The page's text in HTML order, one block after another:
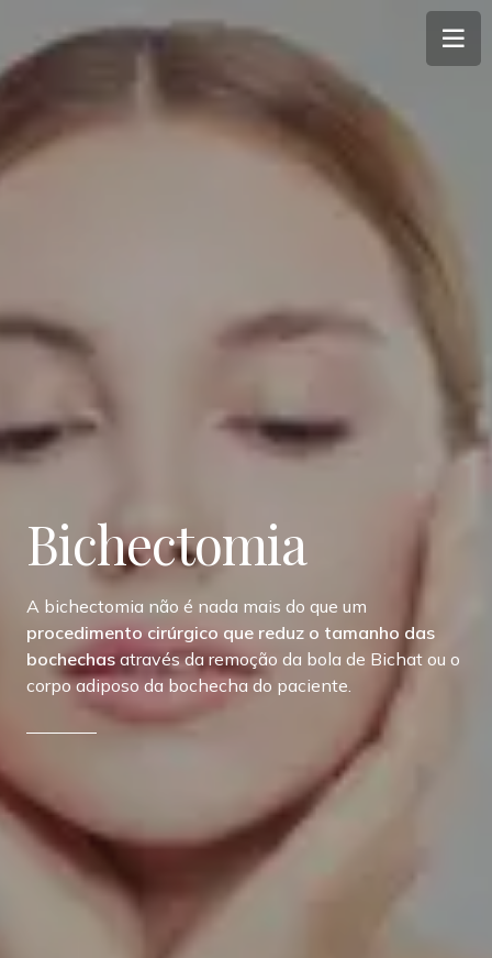
Bichectomia
A bichectomia não é nada mais do que um
procedimento cirúrgico que reduz o tamanho das
bochechasatravés da remoção da bola de Bichat ou o
corpo adiposo da bochecha do paciente.